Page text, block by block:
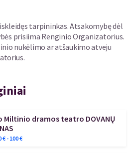
tarpininkas. Atsakomybę dėl
prisiima Renginio Organizatorius.
nukėlimo ar atšaukimo atveju
Miltinio dramos teatro DOVANŲ
€ - 100€